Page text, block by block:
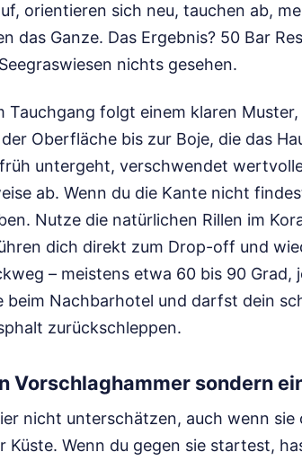
orientieren sich neu, tauchen ab,
das Ganze. Das Ergebnis? 50 Bar
nichts gesehen.
Tauchgang folgt einem klaren
Oberfläche bis zur Boje, die das
untergeht, verschwendet
ab. Wenn du die Kante nicht
Nutze die natürlichen Rillen im
dich direkt zum Drop-off und
– meistens etwa 60 bis 90 Grad,
beim Nachbarhotel und darfst dein
zurückschleppen.
Vorschlaghammer sondern
nicht unterschätzen, auch wenn
Küste. Wenn du gegen sie startest,